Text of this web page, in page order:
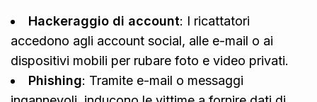
Hackeraggio di account: I ricattatori
accedono agli account social, alle e-mail o ai
dispositivi mobili per rubare foto e video privati.
Phishing: Tramite e-mail o messaggi